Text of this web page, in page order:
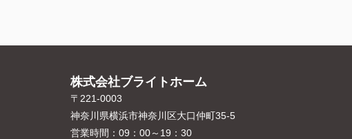
株式会社ブライトホーム
〒221-0003
神奈川県横浜市神奈川区大口仲町35-5
営業時間： 09：00～19：30